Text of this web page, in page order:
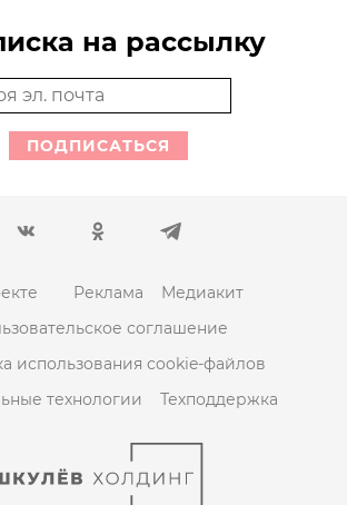
на рассылку
ПОДПИСАТЬСЯ
Реклама
Медиакит
соглашение
использования cookie-файлов
технологии
Техподдержка